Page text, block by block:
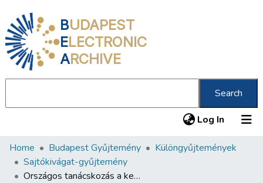
BUDAPEST
ELECTRONIC
ARCHIVE
Search
Log In (current)
Communities & Collections
All of DSpace
Home Budapest Gyűjtemény
Különgyűjtemények
Sajtókivágat-gyűjtemény
Országos tanácskozás a kereskedelmi dolgozók munkakörülményeinek megjavításáról